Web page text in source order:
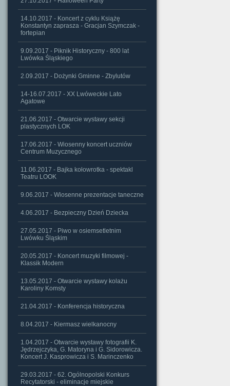
14.10.2017 - Koncert z cyklu Książę
Konstantyn zaprasza - Gracjan Szymczak -
fortepian
9.09.2017 - Piknik Historyczny - 800 lat
Lwówka Śląskiego
2.09.2017 - Dożynki Gminne - Zbylutów
14-16.07.2017 - XX Lwóweckie Lato
Agatowe
21.06.2017 - Otwarcie wystawy sekcji
plastycznych LOK
17.06.2017 - Wiosenny koncert uczniów
Centrum Muzycznego
11.06.2017 - Bajka kołowrotka - spektakl
Teatru LOOK
9.06.2017 - Wiosenne prezentacje taneczne
4.06.2017 - Bezpieczny Dzień Dziecka
27.05.2017 - Piwo w osiemsetletnim
Lwówku Śląskim
20.05.2017 - Koncert muzyki filmowej -
Klassik Modern
13.05.2017 - Otwarcie wystawy kolażu
Karoliny Komsty
21.04.2017 - Konferencja historyczna
8.04.2017 - Kiermasz wielkanocny
1.04.2017 - Otwarcie wystawy fotografii K.
Jędrzejczyka, G. Matoryna i G. Sidorowicza.
Koncert J. Kasprowicza i S. Marinczenko
29.03.2017 - 62. Ogólnopolski Konkurs
Recytatorski - eliminacje miejskie